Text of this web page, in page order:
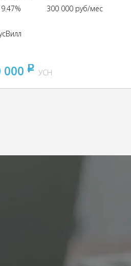
9.47% 300 000 руб/мес
000 pуб
УСН